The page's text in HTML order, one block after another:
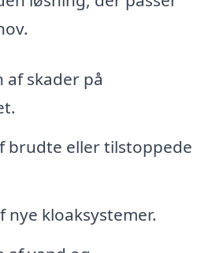
skader på
brudte eller tilstoppede
nye kloaksystemer.